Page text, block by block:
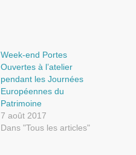
Week-end Portes
Ouvertes à l’atelier
pendant les Journées
Européennes du
Patrimoine
7 août 2017
Dans "Tous les articles"